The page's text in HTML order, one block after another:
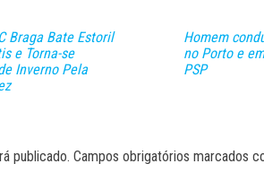
Braga Bate Estoril
e Torna-se
Inverno Pela
Homem
no Porto e
PSP
publicado. Campos obrigatórios marcados